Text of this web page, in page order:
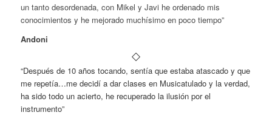
un tanto desordenada, con Mikel y Javi he ordenado mis
conocimientos y he mejorado muchísimo en poco tiempo”
Andoni
“Después de 10 años tocando, sentía que estaba atascado y que
me repetía…me decidí a dar clases en Musicatulado y la verdad,
ha sido todo un acierto, he recuperado la ilusión por el
instrumento”